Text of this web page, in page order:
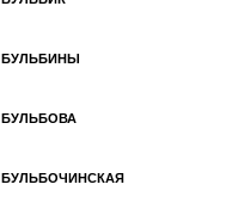
БУЛЬБИНЫ
БУЛЬБОВА
БУЛЬБОЧИНСКАЯ